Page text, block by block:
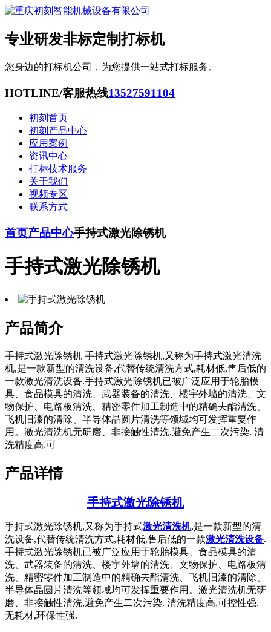
专业研发非标定制打标机
您身边的打标机公司，为您提供一站式打标服务。
HOTLINE/客服热线13527591104
初刻首页
初刻产品中心
应用案例
资讯中心
打标技术服务
关于我们
视频专区
联系方式
首页产品中心手持式激光除锈机
手持式激光除锈机
产品简介
手持式激光除锈机 手持式激光除锈机,又称为手持式激光清洗
机,是一款新型的清洗设备,代替传统清洗方式,耗材低,售后低的
一款激光清洗设备.手持式激光除锈机已被广泛应用于轮胎模
具、食品模具的清洗、武器装备的清洗、楼宇外墙的清洗、文
物保护、电路板清洗、精密零件加工制造中的精确去酯清洗、
飞机旧漆的清除、半导体晶圆片清洗等领域均可发挥重要作
用。激光清洗机无研磨、非接触性清洗,避免产生二次污染. 清
洗精度高,可
产品详情
手持式激光除锈机
手持式激光除锈机,又称为手持式激光清洗机,是一款新型的清
洗设备,代替传统清洗方式,耗材低,售后低的一款激光清洗设备.
手持式激光除锈机已被广泛应用于轮胎模具、食品模具的清
洗、武器装备的清洗、楼宇外墙的清洗、文物保护、电路板清
洗、精密零件加工制造中的精确去酯清洗、飞机旧漆的清除、
半导体晶圆片清洗等领域均可发挥重要作用。激光清洗机无研
磨、非接触性清洗,避免产生二次污染. 清洗精度高,可控性强.
无耗材,环保性强.